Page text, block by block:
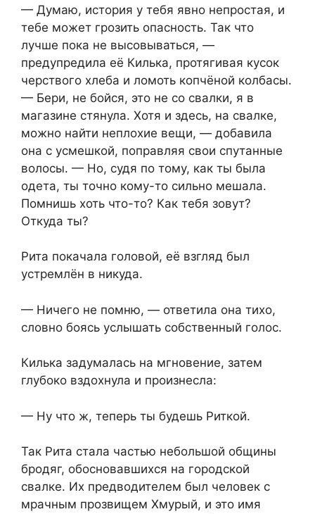
— Думаю, история у тебя явно непростая, и
тебе может грозить опасность. Так что
лучше пока не высовываться, —
предупредила её Килька, протягивая кусок
черствого хлеба и ломоть копчёной колбасы.
— Бери, не бойся, это не со свалки, я в
магазине стянула. Хотя и здесь, на свалке,
можно найти неплохие вещи, — добавила
она с усмешкой, поправляя свои спутанные
волосы. — Но, судя по тому, как ты была
одета, ты точно кому-то сильно мешала.
Помнишь хоть что-то? Как тебя зовут?
Откуда ты?
Рита покачала головой, её взгляд был
устремлён в никуда.
— Ничего не помню, — ответила она тихо,
словно боясь услышать собственный голос.
Килька задумалась на мгновение, затем
глубоко вздохнула и произнесла:
— Ну что ж, теперь ты будешь Риткой.
Так Рита стала частью небольшой общины
бродяг, обосновавшихся на городской
свалке. Их предводителем был человек с
мрачным прозвищем Хмурый, и это имя